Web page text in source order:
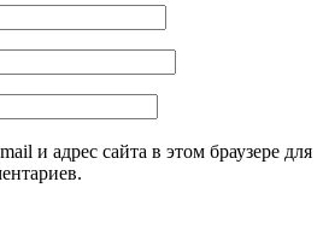
и адрес сайта в этом браузере для